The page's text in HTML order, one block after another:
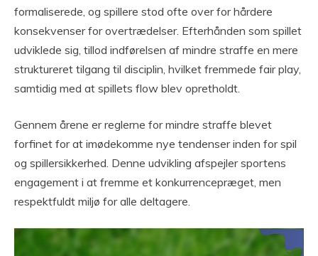
formaliserede, og spillere stod ofte over for hårdere
konsekvenser for overtrædelser. Efterhånden som spillet
udviklede sig, tillod indførelsen af mindre straffe en mere
struktureret tilgang til disciplin, hvilket fremmede fair play,
samtidig med at spillets flow blev opretholdt.
Gennem årene er reglerne for mindre straffe blevet
forfinet for at imødekomme nye tendenser inden for spil
og spillersikkerhed. Denne udvikling afspejler sportens
engagement i at fremme et konkurrencepræget, men
respektfuldt miljø for alle deltagere.